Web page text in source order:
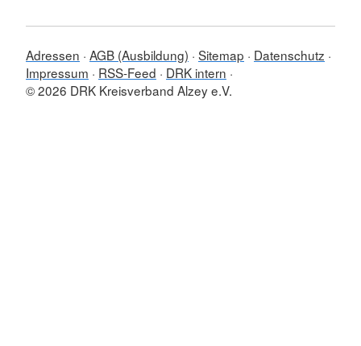
Adressen AGB (Ausbildung) Sitemap
Datenschutz
Impressum
RSS-Feed
DRK intern
© 2026 DRK Kreisverband Alzey e.V.